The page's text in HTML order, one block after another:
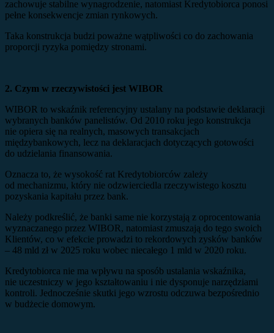
zachowuje stabilne wynagrodzenie, natomiast Kredytobiorca ponosi
pełne konsekwencje zmian rynkowych.
Taka konstrukcja budzi poważne wątpliwości co do zachowania
proporcji ryzyka pomiędzy stronami.
2. Czym w rzeczywistości jest WIBOR
WIBOR to wskaźnik referencyjny ustalany na podstawie deklaracji
wybranych banków panelistów. Od 2010 roku jego konstrukcja
nie opiera się na realnych, masowych transakcjach
międzybankowych, lecz na deklaracjach dotyczących gotowości
do udzielania finansowania.
Oznacza to, że wysokość rat Kredytobiorców zależy
od mechanizmu, który nie odzwierciedla rzeczywistego kosztu
pozyskania kapitału przez bank.
Należy podkreślić, że banki same nie korzystają z oprocentowania
wyznaczanego przez WIBOR, natomiast zmuszają do tego swoich
Klientów, co w efekcie prowadzi to rekordowych zysków banków
– 48 mld zł w 2025 roku wobec niecałego 1 mld w 2020 roku.
Kredytobiorca nie ma wpływu na sposób ustalania wskaźnika,
nie uczestniczy w jego kształtowaniu i nie dysponuje narzędziami
kontroli. Jednocześnie skutki jego wzrostu odczuwa bezpośrednio
w budżecie domowym.